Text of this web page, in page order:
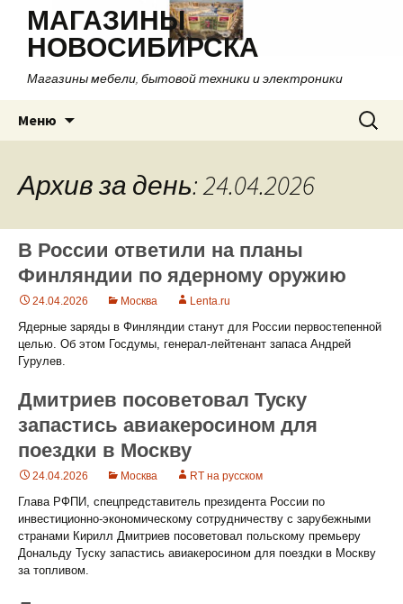
МАГАЗИНЫ
НОВОСИБИРСКА
Магазины мебели, бытовой техники и электроники
Меню
содержимому
Найти:
Архив за день: 24.04.2026
В России ответили на планы
Финляндии по ядерному оружию
24.04.2026 Москва Lenta.ru
Ядерные заряды в Финляндии станут для России первостепенной
целью. Об этом Госдумы, генерал-лейтенант запаса Андрей
Гурулев.
Дмитриев посоветовал Туску
запастись авиакеросином для
поездки в Москву
24.04.2026 Москва RT на русском
Глава РФПИ, спецпредставитель президента России по
инвестиционно-экономическому сотрудничеству с зарубежными
странами Кирилл Дмитриев посоветовал польскому премьеру
Дональду Туску запастись авиакеросином для поездки в Москву
за топливом.